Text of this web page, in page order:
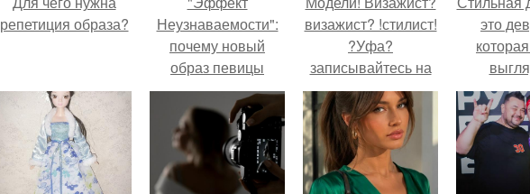
репетиция образа?
Неузнаваемости":
почему новый
образ певицы
вызвал споры о
гранях
возможного?
визажист? !стилист!
?Уфа?
записывайтесь на
профессиональный
макияж! ?прически?
!локоны! работаю с
выездом на дом.
1000 руб.
это